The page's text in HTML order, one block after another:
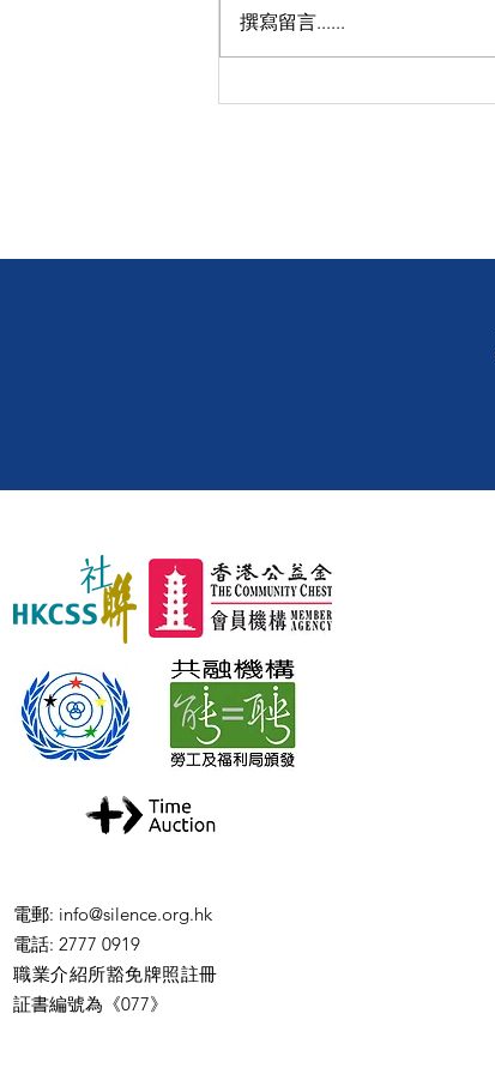
撰寫留言......
電郵: info@silence.org.hk
電話: 2777 0919
職業介紹所豁免牌照註冊
証書編號為《077》